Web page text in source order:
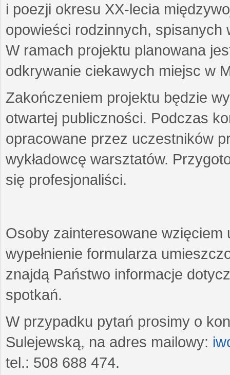
i poezji okresu XX-lecia
opowieści rodzinnych,
W ramach projektu planowana
odkrywanie ciekawych miejsc w
Zakończeniem projektu będzie
otwartej publiczności. Podczas
opracowane przez uczestników
wykładowcę warsztatów.
się profesjonaliści.
Osoby zainteresowane wzięciem
wypełnienie formularza
znajdą Państwo informacje
spotkań.
W przypadku pytań prosimy o
Sulejewską, na adres mailowy:
tel.: 508 688 474.